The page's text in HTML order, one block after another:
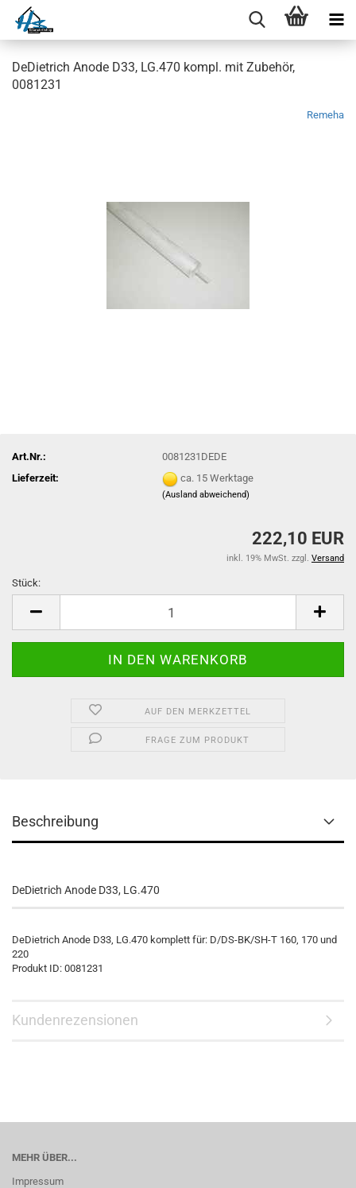
DeDietrich Anode D33, LG.470 kompl. mit Zubehör,
0081231
Remeha
Art.Nr.:
0081231DEDE
Lieferzeit:
ca. 15 Werktage
(Ausland abweichend)
222,10 EUR
inkl. 19% MwSt. zzgl. Versand
Stück:
AUF DEN MERKZETTEL
FRAGE ZUM PRODUKT
Beschreibung
DeDietrich Anode D33, LG.470
DeDietrich Anode D33, LG.470 komplett für: D/DS-BK/SH-T 160, 170 und
220
Produkt ID: 0081231
Kundenrezensionen
MEHR ÜBER...
Impressum